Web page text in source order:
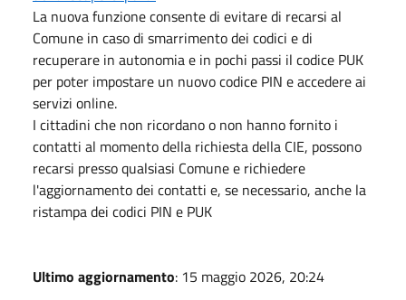
La nuova funzione consente di evitare di recarsi al
Comune in caso di smarrimento dei codici e di
recuperare in autonomia e in pochi passi il codice PUK
per poter impostare un nuovo codice PIN e accedere ai
servizi online.
I cittadini che non ricordano o non hanno fornito i
contatti al momento della richiesta della CIE, possono
recarsi presso qualsiasi Comune e richiedere
l'aggiornamento dei contatti e, se necessario, anche la
ristampa dei codici PIN e PUK
Ultimo aggiornamento: 15 maggio 2026, 20:24